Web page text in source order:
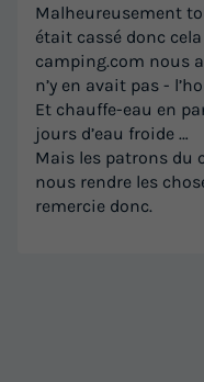
Malheureusement
était cassé donc
camping.com nous
n’y en avait pas -
Et chauffe-eau en
jours d’eau froide …
Mais les patrons
nous rendre les
remercie donc.